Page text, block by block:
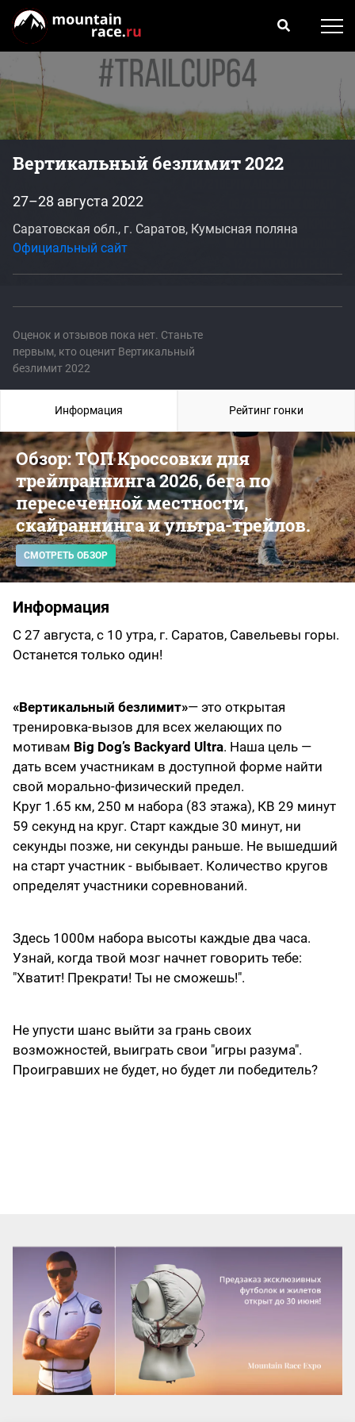
Вертикальный безлимит 2022
Оценок и отзывов пока нет. Станьте
первым, кто оценит Вертикальный
безлимит 2022
27–28 августа 2022
Саратовская обл., г. Саратов, Кумысная поляна
Официальный сайт
Обзор: ТОП Кроссовки для
трейлраннинга 2026, бега по
пересеченной местности,
скайраннинга и ультра-трейлов.
СМОТРЕТЬ ОБЗОР
Информация
С 27 августа, с 10 утра, г. Саратов, Савельевы горы.
Останется только один!
«Вертикальный безлимит»— это открытая
тренировка-вызов для всех желающих по
мотивам Big Dog’s Backyard Ultra. Наша цель —
дать всем участникам в доступной форме найти
свой морально-физический предел.
Круг 1.65 км, 250 м набора (83 этажа), КВ 29 минут
59 секунд на круг. Старт каждые 30 минут, ни
секунды позже, ни секунды раньше. Не вышедший
на старт участник - выбывает. Количество кругов
определят участники соревнований.
Здесь 1000м набора высоты каждые два часа.
Узнай, когда твой мозг начнет говорить тебе:
"Хватит! Прекрати! Ты не сможешь!".
Не упусти шанс выйти за грань своих
возможностей, выиграть свои "игры разума".
Проигравших не будет, но будет ли победитель?
Информация Рейтинг гонки